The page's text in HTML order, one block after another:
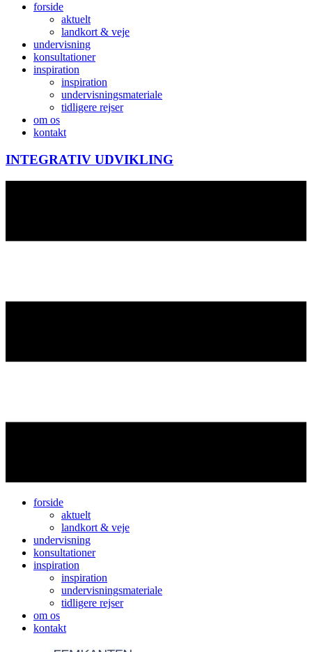
forside
aktuelt
landkort & veje
undervisning
konsultationer
inspiration
inspiration
undervisningsmateriale
tidligere rejser
om os
kontakt
INTEGRATIV UDVIKLING
forside
aktuelt
landkort & veje
undervisning
konsultationer
inspiration
inspiration
undervisningsmateriale
tidligere rejser
om os
kontakt